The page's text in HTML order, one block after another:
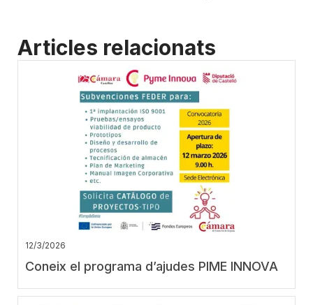
Articles relacionats
12/3/2026
Coneix el programa d’ajudes PIME INNOVA